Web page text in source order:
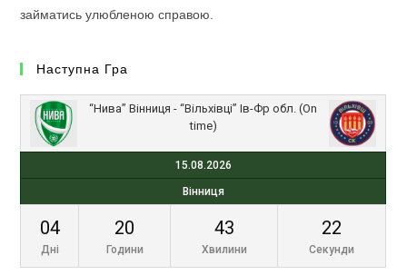
займатись улюбленою справою.
Наступна Гра
“Нива” Вінниця - “Вільхівці” Ів-Фр обл. (On
time)
15.08.2026
Вінниця
04
Дні
20
Години
43
Хвилини
22
Секунди